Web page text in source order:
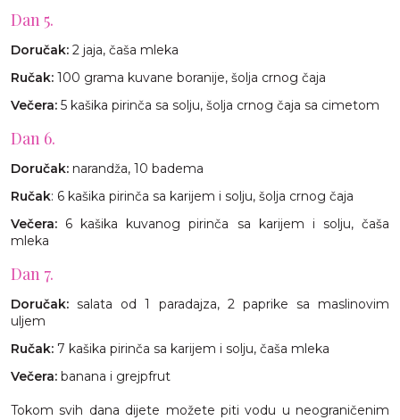
Dan 5.
Doručak: 2 jaja, čaša mleka
Ručak: 100 grama kuvane boranije, šolja crnog čaja
Večera: 5 kašika pirinča sa solju, šolja crnog čaja sa cimetom
Dan 6.
Doručak: narandža, 10 badema
Ručak: 6 kašika pirinča sa karijem i solju, šolja crnog čaja
Večera: 6 kašika kuvanog pirinča sa karijem i solju, čaša
mleka
Dan 7.
Doručak: salata od 1 paradajza, 2 paprike sa maslinovim
uljem
Ručak: 7 kašika pirinča sa karijem i solju, čaša mleka
Večera: banana i grejpfrut
Tokom svih dana dijete možete piti vodu u neograničenim